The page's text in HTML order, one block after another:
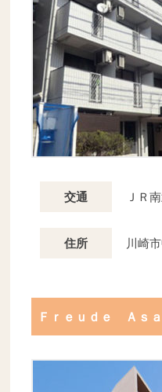
交通 ＪＲ
住所 川崎
Ｆｒｅｕｄｅ Ａｓａ